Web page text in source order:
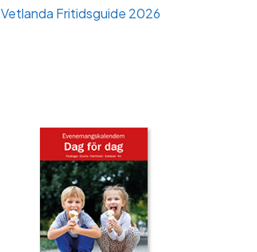
Vetlanda Fritidsguide 2026